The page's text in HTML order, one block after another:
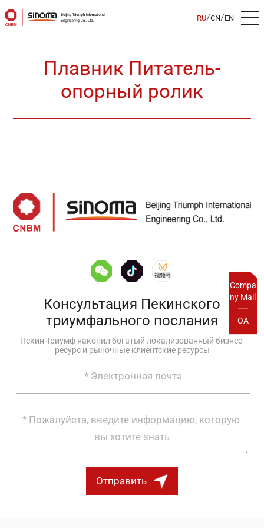
RU/CN/EN
Compa
ny Mail
OA
Плавник Питатель-
опорный ролик
Консультация Пекинского
триумфального послания
Пекин Триумф накопил богатый локализованный бизнес-
ресурс и рыночные клиентские ресурсы
Отправить